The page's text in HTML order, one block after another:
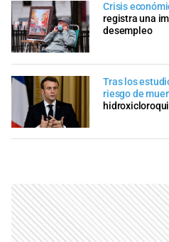
Crisis
registra una
desempleo
Tras los
riesgo de